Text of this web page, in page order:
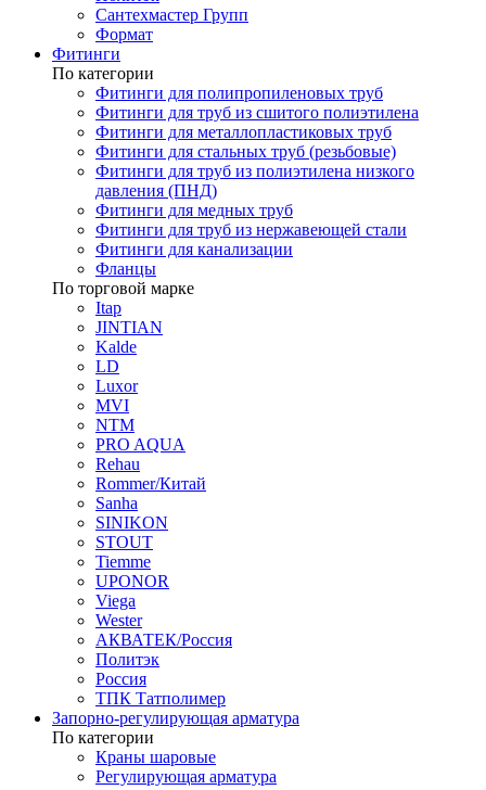
Сантехмастер Групп
Формат
Фитинги
По категории
Фитинги для полипропиленовых труб
Фитинги для труб из сшитого полиэтилена
Фитинги для металлопластиковых труб
Фитинги для стальных труб (резьбовые)
Фитинги для труб из полиэтилена низкого
давления (ПНД)
Фитинги для медных труб
Фитинги для труб из нержавеющей стали
Фитинги для канализации
Фланцы
По торговой марке
Itap
JINTIAN
Kalde
LD
Luxor
MVI
NTM
PRO AQUA
Rehau
Rommer/Китай
Sanha
SINIKON
STOUT
Tiemme
UPONOR
Viega
Wester
АКВАТЕК/Россия
Политэк
Россия
ТПК Татполимер
Запорно-регулирующая арматура
По категории
Краны шаровые
Регулирующая арматура